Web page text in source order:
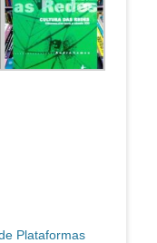
Plataformas